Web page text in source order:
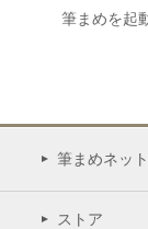
筆まめを起
筆まめネッ
ストア